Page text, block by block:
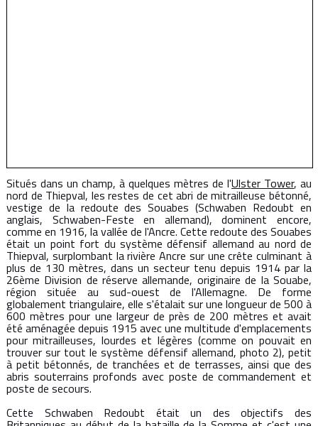
Situés dans un champ, à quelques mètres de l'Ulster Tower, au
nord de Thiepval, les restes de cet abri de mitrailleuse bétonné,
vestige de la redoute des Souabes (Schwaben Redoubt en
anglais, Schwaben-Feste en allemand), dominent encore,
comme en 1916, la vallée de l'Ancre. Cette redoute des Souabes
était un point fort du système défensif allemand au nord de
Thiepval, surplombant la rivière Ancre sur une crête culminant à
plus de 130 mètres, dans un secteur tenu depuis 1914 par la
26ème Division de réserve allemande, originaire de la Souabe,
région située au sud-ouest de l'Allemagne. De forme
globalement triangulaire, elle s'étalait sur une longueur de 500 à
600 mètres pour une largeur de près de 200 mètres et avait
été aménagée depuis 1915 avec une multitude d'emplacements
pour mitrailleuses, lourdes et légères (comme on pouvait en
trouver sur tout le système défensif allemand, photo 2), petit
à petit bétonnés, de tranchées et de terrasses, ainsi que des
abris souterrains profonds avec poste de commandement et
poste de secours.
Cette Schwaben Redoubt était un des objectifs des